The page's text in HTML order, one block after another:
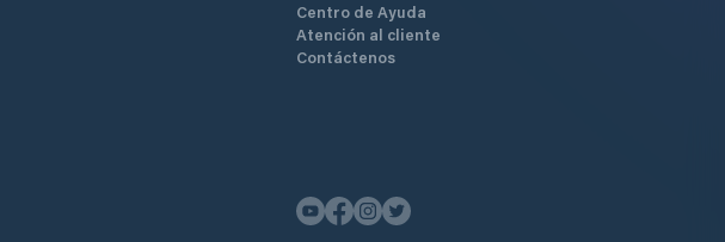
Centro de Ayuda
Atención al cliente
Contáctenos